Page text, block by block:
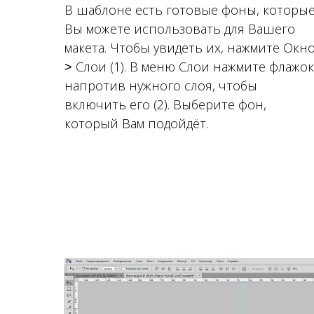
В шаблоне есть готовые фоны,
Вы можете использовать для Вашего
макета. Чтобы увидеть их, нажмите
˃ Слои (1). В меню Слои нажмите флажок
напротив нужного слоя, чтобы
включить его (2). Выберите фон,
который Вам подойдёт.